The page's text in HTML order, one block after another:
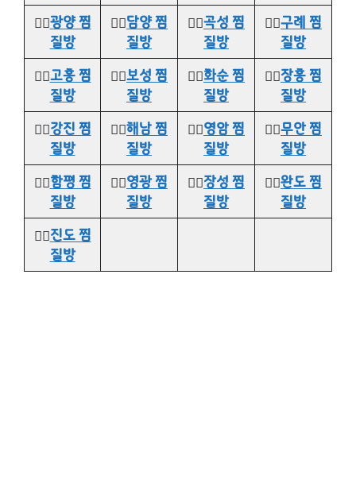
👉🏻광양 찜
질방
👉🏻담양 찜
질방
👉🏻곡성 찜
질방
👉🏻구례 찜
질방
👉🏻고흥 찜
질방
👉🏻보성 찜
질방
👉🏻화순 찜
질방
👉🏻장흥 찜
질방
👉🏻강진 찜
질방
👉🏻해남 찜
질방
👉🏻영암 찜
질방
👉🏻무안 찜
질방
👉🏻함평 찜
질방
👉🏻영광 찜
질방
👉🏻장성 찜
질방
👉🏻완도 찜
질방
👉🏻진도 찜
질방